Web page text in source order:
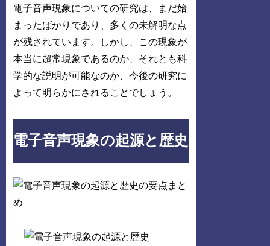
電子音声現象についての研究は、まだ始
まったばかりであり、多くの未解明な点
が残されています。しかし、この現象が
本当に超常現象であるのか、それとも科
学的な説明が可能なのか、今後の研究に
よって明らかにされることでしょう。
電子音声現象の起源と歴史